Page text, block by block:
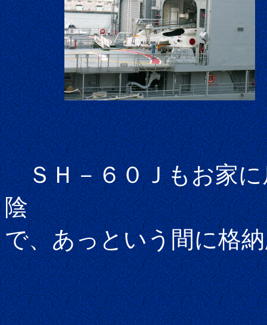
ＳＨ－６０Ｊもお家に
陰
で、あっという間に格